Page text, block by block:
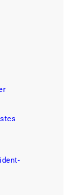
elle encore le